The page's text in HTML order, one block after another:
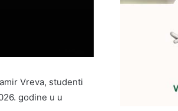
Vreva, studenti
godine u u